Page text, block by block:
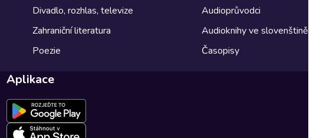
Divadlo, rozhlas, televize
Zahraniční literatura
Poezie
Audioprůvodci
Audioknihy ve slovenštině
Časopisy
Aplikace